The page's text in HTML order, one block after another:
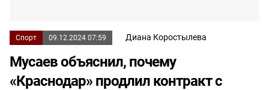
Спорт 09.12.2024 07:59 Диана Коростылева
Мусаев объяснил, почему
«Краснодар» продлил контракт с